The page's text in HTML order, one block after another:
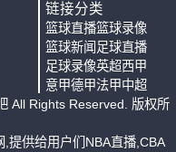
链接分类
篮球直播篮球录像
篮球新闻 足球直播
足球录像英超西甲
意甲德甲法甲中超
All Rights Reserved. 版权所
提供给用户们NBA直播,CBA